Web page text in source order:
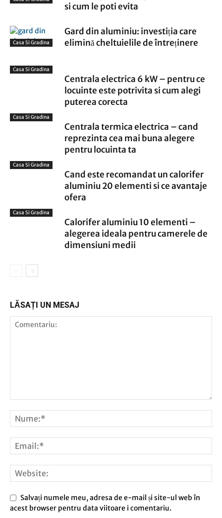
si cum le poti evita
Casa Si Gradina
Gard din aluminiu: investiția care
elimină cheltuielile de întreținere
Casa Si Gradina
Centrala electrica 6 kW – pentru ce
locuinte este potrivita si cum alegi
puterea corecta
Casa Si Gradina
Centrala termica electrica – cand
reprezinta cea mai buna alegere
pentru locuinta ta
Casa Si Gradina
Cand este recomandat un calorifer
aluminiu 20 elementi si ce avantaje
ofera
Casa Si Gradina
Calorifer aluminiu 10 elementi –
alegerea ideala pentru camerele de
dimensiuni medii
LĂSAȚI UN MESAJ
Salvați numele meu, adresa de e-mail și site-ul web în
acest browser pentru data viitoare i comentariu.